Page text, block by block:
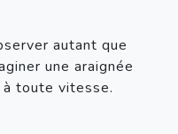
autant que
une araignée
toute vitesse.